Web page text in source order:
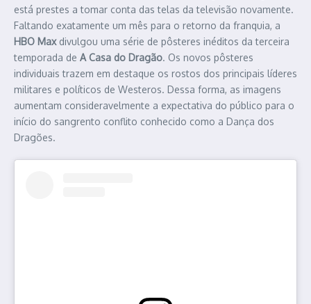
está prestes a tomar conta das telas da televisão novamente.
Faltando exatamente um mês para o retorno da franquia, a
HBO Maxdivulgou uma série de pôsteres inéditos da terceira
temporada de A Casa do Dragão. Os novos pôsteres
individuais trazem em destaque os rostos dos principais líderes
militares e políticos de Westeros. Dessa forma, as imagens
aumentam consideravelmente a expectativa do público para o
início do sangrento conflito conhecido como a Dança dos
Dragões.